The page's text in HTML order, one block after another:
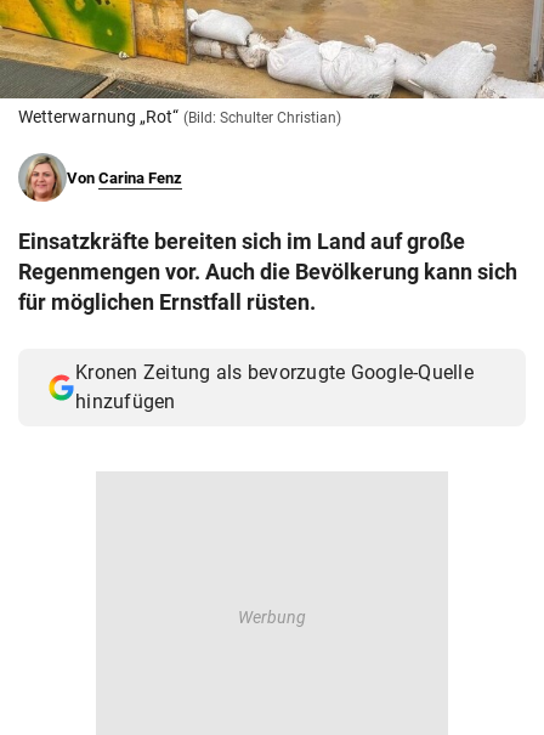
© Krone Multimedia GmbH & Co KG 2026
Muthgasse 2, 1190 Wien
Wetterwarnung „Rot“ (Bild: Schulter Christian)
Von Carina Fenz
Einsatzkräfte bereiten sich im Land auf große
Regenmengen vor. Auch die Bevölkerung kann sich
für möglichen Ernstfall rüsten.
Kronen Zeitung als bevorzugte Google-Quelle
hinzufügen